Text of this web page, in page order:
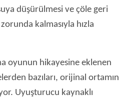
düşürülmesi ve çöle geri
kalmasıyla hızla
oyunun hikayesine eklenen
bazıları, orijinal ortamın
Uyuşturucu kaynaklı